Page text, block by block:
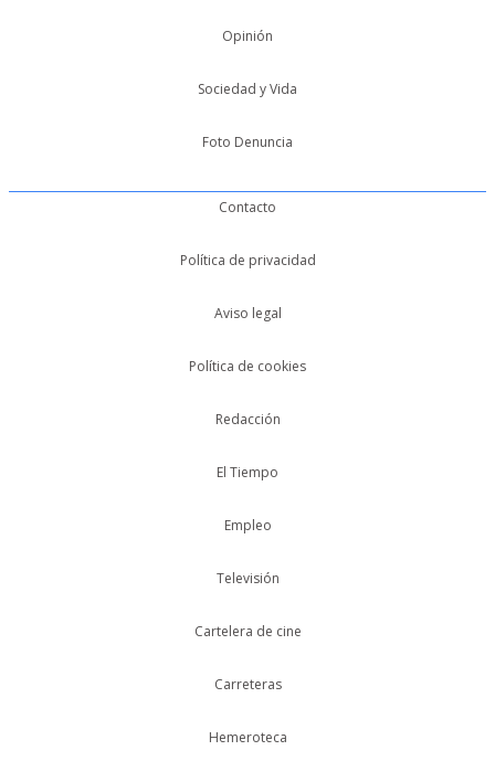
Opinión
Sociedad y Vida
Foto Denuncia
Contacto
Política de privacidad
Aviso legal
Política de cookies
Redacción
El Tiempo
Empleo
Televisión
Cartelera de cine
Carreteras
Hemeroteca